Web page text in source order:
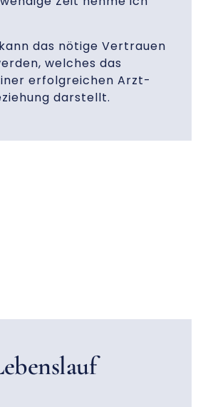
das nötige Vertrauen
welches das
erfolgreichen Arzt-
darstellt.